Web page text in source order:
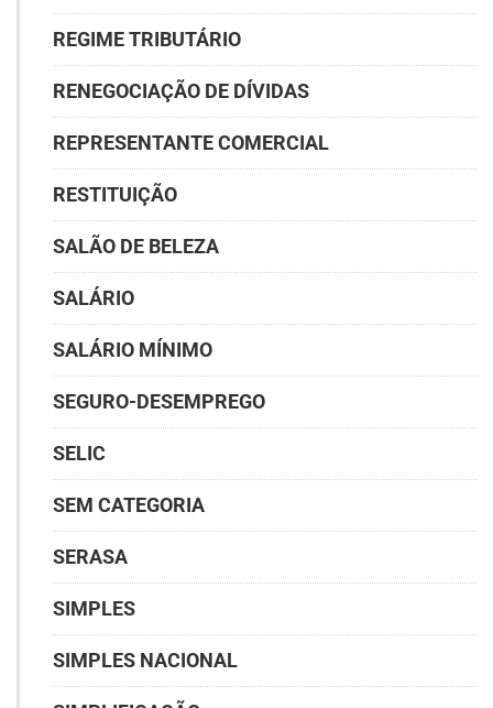
REGIME TRIBUTÁRIO
RENEGOCIAÇÃO DE DÍVIDAS
REPRESENTANTE COMERCIAL
RESTITUIÇÃO
SALÃO DE BELEZA
SALÁRIO
SALÁRIO MÍNIMO
SEGURO-DESEMPREGO
SELIC
SEM CATEGORIA
SERASA
SIMPLES
SIMPLES NACIONAL